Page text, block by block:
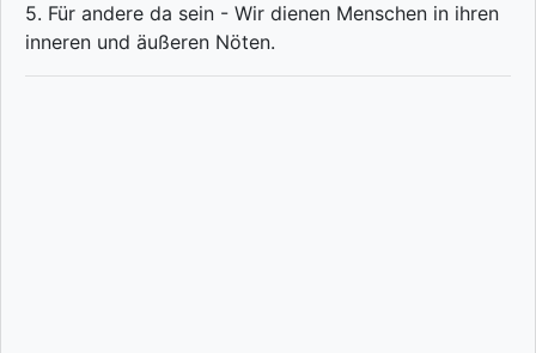
5. Für andere da sein - Wir dienen Menschen in ihren
inneren und äußeren Nöten.